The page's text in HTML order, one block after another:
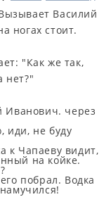
Василий
ногах стоит.
"Как же так,
нет?"
Иванович. через
иди, не буду
к Чапаеву видит,
на койке.
побрал. Водка